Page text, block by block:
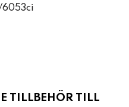
TILLBEHÖR TILL